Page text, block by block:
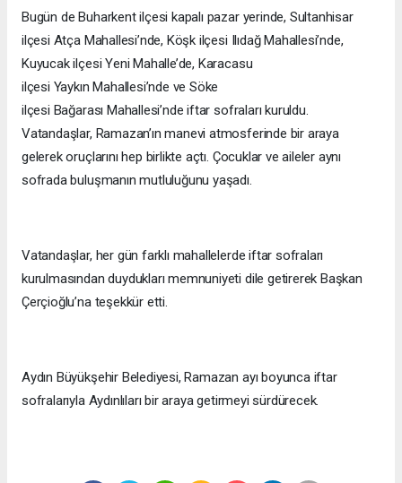
Bugün de Buharkent ilçesi kapalı pazar yerinde, Sultanhisar
ilçesi Atça Mahallesi’nde, Köşk ilçesi Ilıdağ Mahallesi’nde,
Kuyucak ilçesi Yeni Mahalle’de, Karacasu
ilçesi Yaykın Mahallesi’nde ve Söke
ilçesi Bağarası Mahallesi’nde iftar sofraları kuruldu.
Vatandaşlar, Ramazan’ın manevi atmosferinde bir araya
gelerek oruçlarını hep birlikte açtı. Çocuklar ve aileler aynı
sofrada buluşmanın mutluluğunu yaşadı.
Vatandaşlar, her gün farklı mahallelerde iftar sofraları
kurulmasından duydukları memnuniyeti dile getirerek Başkan
Çerçioğlu’na teşekkür etti.
Aydın Büyükşehir Belediyesi, Ramazan ayı boyunca iftar
sofralarıyla Aydınlıları bir araya getirmeyi sürdürecek.